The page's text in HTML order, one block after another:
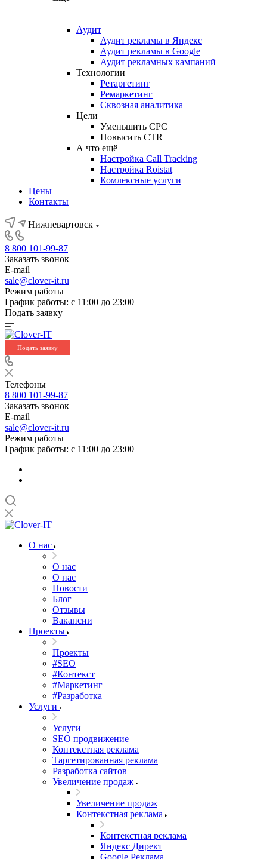
Аудит
Аудит рекламы в Яндекс
Аудит рекламы в Google
Аудит рекламных кампаний
Технологии
Ретаргетинг
Ремаркетинг
Сквозная аналитика
Цели
Уменьшить CPC
Повысить CTR
А что ещё
Настройка Call Tracking
Настройка Roistat
Комлексные услуги
Цены
Контакты
Нижневартовск
8 800 101-99-87
Заказать звонок
E-mail
sale@clover-it.ru
Режим работы
График работы: с 11:00 до 23:00
Подать заявку
Подать заявку
Телефоны
8 800 101-99-87
Заказать звонок
E-mail
sale@clover-it.ru
Режим работы
График работы: с 11:00 до 23:00
О нас
О нас
О нас
Новости
Блог
Отзывы
Вакансии
Проекты
Проекты
#SEO
#Контекст
#Маркетинг
#Разработка
Услуги
Услуги
SEO продвижение
Контекстная реклама
Таргетированная реклама
Разработка сайтов
Увеличение продаж
Увеличение продаж
Контекстная реклама
Контекстная реклама
Яндекс Директ
Google Реклама